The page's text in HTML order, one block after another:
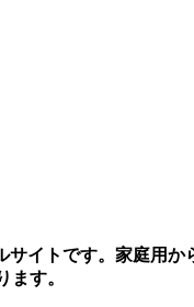
サイトです。家庭用か
す。